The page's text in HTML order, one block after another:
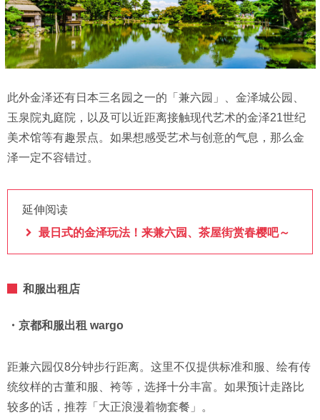
此外金泽还有日本三名园之一的「兼六园」、金泽城公园、
玉泉院丸庭院，以及可以近距离接触现代艺术的金泽21世纪
美术馆等有趣景点。如果想感受艺术与创意的气息，那么金
泽一定不容错过。
延伸阅读
最日式的金泽玩法！来兼六园、茶屋街赏春樱吧～
和服出租店
・京都和服出租 wargo
距兼六园仅8分钟步行距离。这里不仅提供标准和服、绘有传
统纹样的古董和服、袴等，选择十分丰富。如果预计走路比
较多的话，推荐「大正浪漫着物套餐」。